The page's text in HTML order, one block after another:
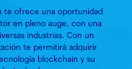
te ofrece una oportunidad
en pleno auge, con una
industrias. Con un
te permitirá adquirir
blockchain y su